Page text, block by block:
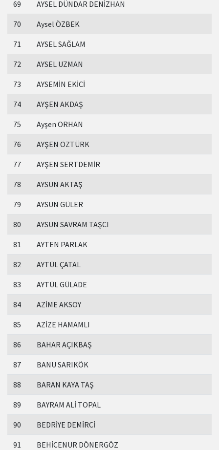
69 AYSEL DÜNDAR DENİZHAN
70 Aysel ÖZBEK
71 AYSEL SAĞLAM
72 AYSEL UZMAN
73 AYSEMİN EKİCİ
74 AYŞEN AKDAŞ
75 Ayşen ORHAN
76 AYŞEN ÖZTÜRK
77 AYŞEN SERTDEMİR
78 AYSUN AKTAŞ
79 AYSUN GÜLER
80 AYSUN SAVRAM TAŞCI
81 AYTEN PARLAK
82 AYTÜL ÇATAL
83 AYTÜL GÜLADE
84 AZİME AKSOY
85 AZİZE HAMAMLI
86 BAHAR AÇIKBAŞ
87 BANU SARIKÖK
88 BARAN KAYA TAŞ
89 BAYRAM ALİ TOPAL
90 BEDRİYE DEMİRCİ
91 BEHİCENUR DÖNERGÖZ